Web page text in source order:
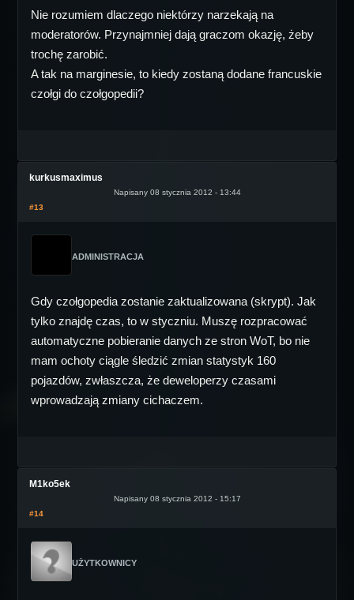
Nie rozumiem dlaczego niektórzy narzekają na
moderatorów. Przynajmniej dają graczom okazję, żeby
trochę zarobić.
A tak na marginesie, to kiedy zostaną dodane francuskie
czołgi do czołgopedii?
kurkusmaximus
Napisany 08 stycznia 2012 - 13:44
#13
ADMINISTRACJA
Gdy czołgopedia zostanie zaktualizowana (skrypt). Jak
tylko znajdę czas, to w styczniu. Muszę rozpracować
automatyczne pobieranie danych ze stron WoT, bo nie
mam ochoty ciągle śledzić zmian statystyk 160
pojazdów, zwłaszcza, że deweloperzy czasami
wprowadzają zmiany cichaczem.
M1ko5ek
Napisany 08 stycznia 2012 - 15:17
#14
UŻYTKOWNICY